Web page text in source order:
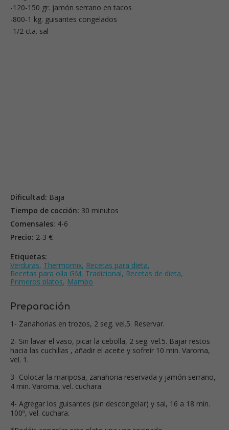
-120-150 gr. jamón serrano en tacos
-800-1 kg. guisantes congelados
-1/2 cta. sal
Dificultad: Baja
Tiempo de cocción: 30 minutos
Comensales: 4-6
Precio: 2-3 €
Etiquetas:
Verduras, Thermomix, Recetas para dieta,
Recetas para olla GM, Tradicional, Recetas de dieta,
Primeros platos, Mambo
Preparación
1- Zanahorias en trozos, 2 seg. vel.5. Reservar.
2- Sin lavar el vaso, picar la cebolla, 2 seg. vel.5. Bajar restos
hacia las cuchillas , añadir el aceite y sofreír 10 min. Varoma,
vel. 1.
3- Colocar la mariposa, zanahoria reservada y jamón serrano,
4 min. Varoma, vel. cuchara.
4- Agregar los guisantes (sin descongelar) y sal, 16 a 18 min.
100º, vel. cuchara.